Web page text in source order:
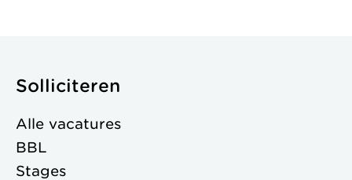
Solliciteren
Alle vacatures
BBL
Stages